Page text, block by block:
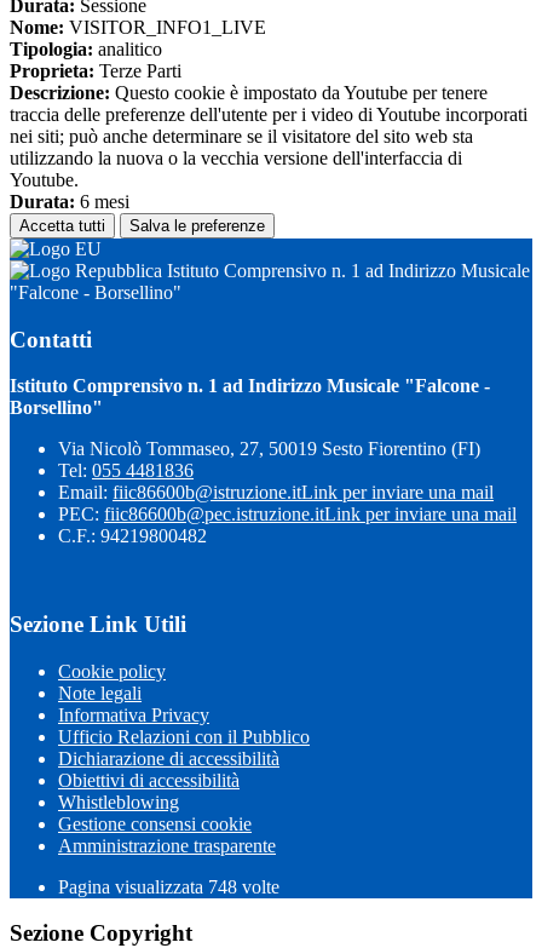
Durata: Sessione
Nome: VISITOR_INFO1_LIVE
Tipologia: analitico
Proprieta: Terze Parti
Descrizione: Questo cookie è impostato da Youtube per tenere
traccia delle preferenze dell'utente per i video di Youtube incorporati
nei siti; può anche determinare se il visitatore del sito web sta
utilizzando la nuova o la vecchia versione dell'interfaccia di
Youtube.
Durata: 6 mesi
Accetta tutti Salva le preferenze
Istituto Comprensivo n. 1 ad Indirizzo Musicale
"Falcone - Borsellino"
Contatti
Istituto Comprensivo n. 1 ad Indirizzo Musicale "Falcone -
Borsellino"
Via Nicolò Tommaseo, 27, 50019 Sesto Fiorentino (FI)
Tel: 055 4481836
Email: fiic86600b@istruzione.itLink per inviare una mail
PEC: fiic86600b@pec.istruzione.itLink per inviare una mail
C.F.: 94219800482
Sezione Link Utili
Cookie policy
Note legali
Informativa Privacy
Ufficio Relazioni con il Pubblico
Dichiarazione di accessibilità
Obiettivi di accessibilità
Whistleblowing
Gestione consensi cookie
Amministrazione trasparente
Pagina visualizzata 748 volte
Sezione Copyright